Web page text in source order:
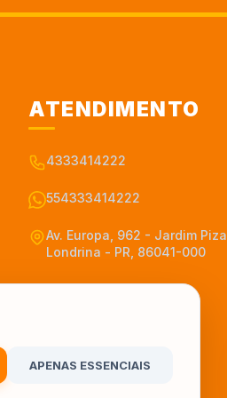
ATENDIMENTO
4333414222
554333414222
Av. Europa, 962 - Jardim Piza,
Londrina - PR, 86041-000
APENAS ESSENCIAIS